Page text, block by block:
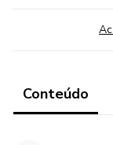
Capítulos do
Revolução
Conteúdo